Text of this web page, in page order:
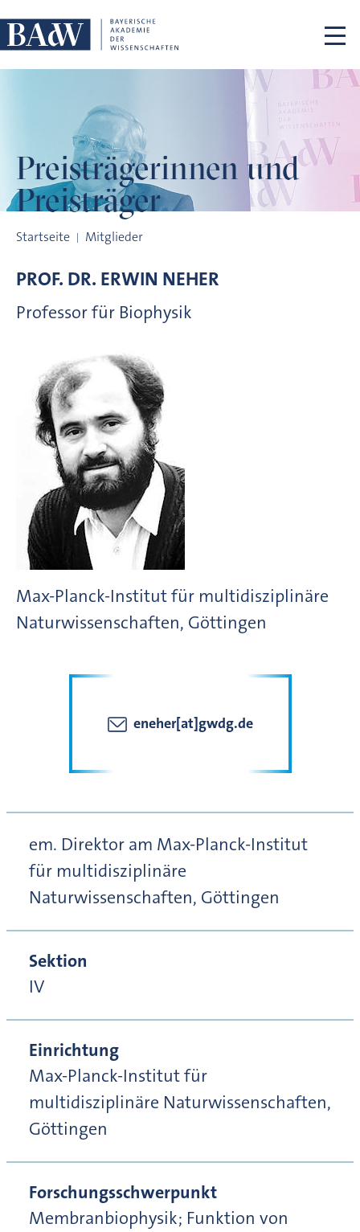
Preisträgerinnen und
Preisträger
Startseite Mitglieder
PROF. DR. ERWIN NEHER
Professor für Biophysik
Max-Planck-Institut für multidisziplinäre
Naturwissenschaften, Göttingen
eneher[at]gwdg.de
em. Direktor am Max-Planck-Institut
für multidisziplinäre
Naturwissenschaften, Göttingen
Sektion
IV
Einrichtung
Max-Planck-Institut für
multidisziplinäre Naturwissenschaften,
Göttingen
Forschungsschwerpunkt
Membranbiophysik; Funktion von